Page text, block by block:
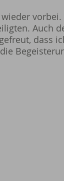
vorbei.
Auch
dass